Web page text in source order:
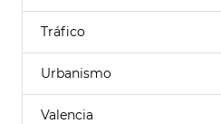
Tráfico
Urbanismo
Valencia